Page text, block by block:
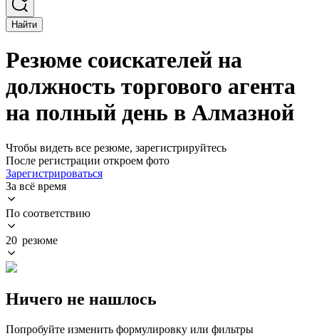
Найти
Резюме соискателей на
должность торгового агента
на полный день в Алмазной
Чтобы видеть все резюме, зарегистрируйтесь
После регистрации откроем фото
Зарегистрироваться
За всё время
По соответствию
20 резюме
Ничего не нашлось
Попробуйте изменить формулировку или фильтры